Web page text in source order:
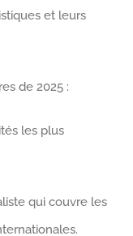
et leurs
de 2025 :
les plus
qui couvre les